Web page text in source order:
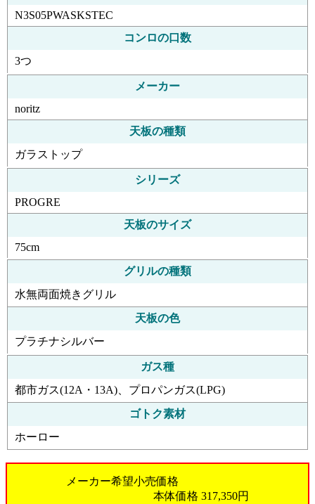
N3S05PWASKSTEC
コンロの口数
3つ
メーカー
noritz
天板の種類
ガラストップ
シリーズ
PROGRE
天板のサイズ
75cm
グリルの種類
水無両面焼きグリル
天板の色
プラチナシルバー
ガス種
都市ガス(12A・13A)、プロパンガス(LPG)
ゴトク素材
ホーロー
メーカー希望小売価格
本体価格 317,350円